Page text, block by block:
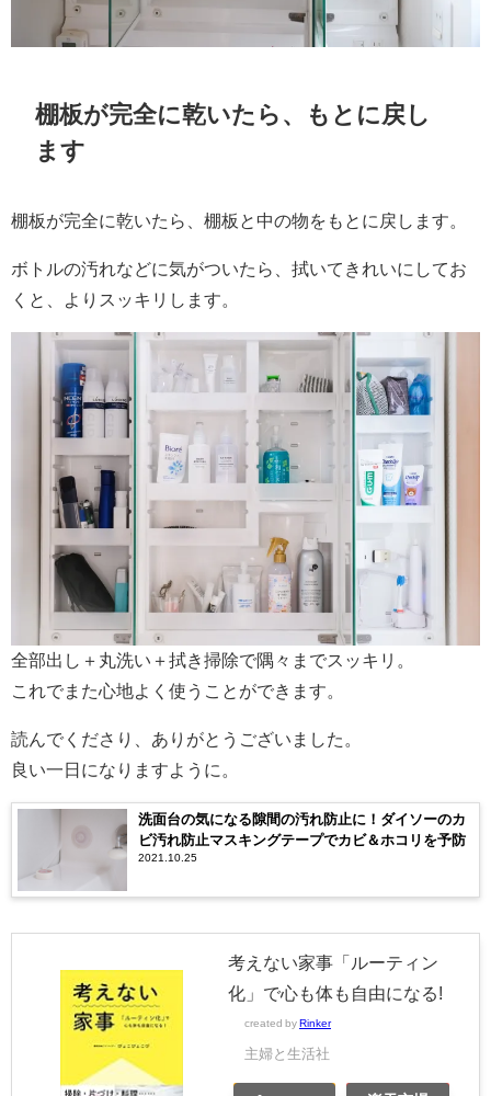
棚板が完全に乾いたら、もとに戻し
ます
棚板が完全に乾いたら、棚板と中の物をもとに戻します。
ボトルの汚れなどに気がついたら、拭いてきれいにしてお
くと、よりスッキリします。
全部出し＋丸洗い＋拭き掃除で隅々までスッキリ。
これでまた心地よく使うことができます。
読んでくださり、ありがとうございました。
良い一日になりますように。
洗面台の気になる隙間の汚れ防止に！ダイソーのカ
ビ汚れ防止マスキングテープでカビ＆ホコリを予防
2021.10.25
考えない家事「ルーティン
化」で心も体も自由になる!
created by Rinker
主婦と生活社